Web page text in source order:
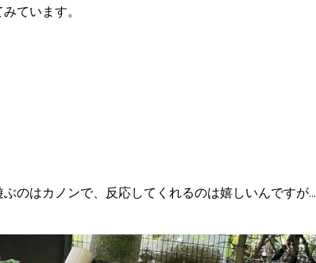
ています。
のはカノンで、反応してくれるのは嬉しいんですが...